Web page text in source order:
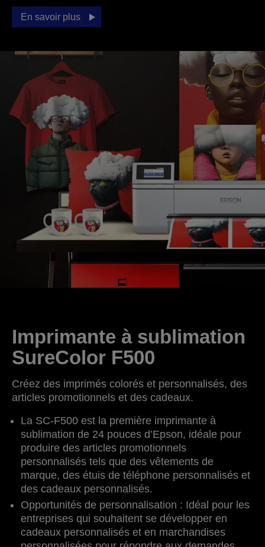
En savoir plus
Imprimante à sublimation
SureColor F500
Créez des imprimés colorés et personnalisés, des
articles promotionnels et des cadeaux.
La SC-F500 est la première imprimante à
sublimation de 24 pouces d’Epson, idéale pour
produire des articles promotionnels
personnalisés tels que des vêtements de
marque, des étuis de téléphone personnalisés et
des cadeaux personnalisés.
Opportunités de personnalisation : Idéal pour les
entreprises qui souhaitent se développer en
cadeaux personnalisés et en marchandises